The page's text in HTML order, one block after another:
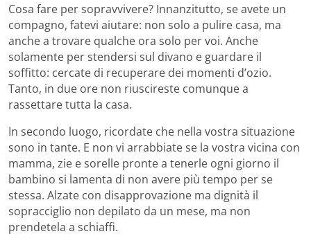
Cosa fare per sopravvivere? Innanzitutto, se avete un
compagno, fatevi aiutare: non solo a pulire casa, ma
anche a trovare qualche ora solo per voi. Anche
solamente per stendersi sul divano e guardare il
soffitto: cercate di recuperare dei momenti d’ozio.
Tanto, in due ore non riuscireste comunque a
rassettare tutta la casa.
In secondo luogo, ricordate che nella vostra situazione
sono in tante. E non vi arrabbiate se la vostra vicina con
mamma, zie e sorelle pronte a tenerle ogni giorno il
bambino si lamenta di non avere più tempo per se
stessa. Alzate con disapprovazione ma dignità il
sopracciglio non depilato da un mese, ma non
prendetela a schiaffi.